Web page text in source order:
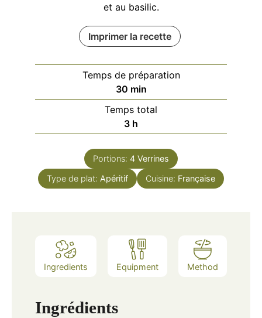
et au basilic.
Imprimer la recette
Temps de préparation
30minutes
min
Temps total
3heures
h
Portions: 4 Verrines
Type de plat: Apéritif Cuisine: Française
Ingredients Equipment Method
Ingrédients